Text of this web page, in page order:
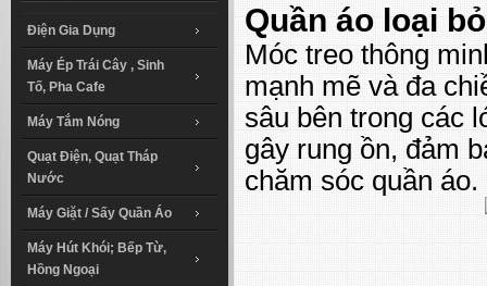
Điện Gia Dụng
Máy Ép Trái Cây , Sinh
Tố, Pha Cafe
Máy Tắm Nóng
Quạt Điện, Quạt Tháp
Nước
Máy Giặt / Sấy Quần Áo
Máy Hút Khói; Bếp Từ,
Hồng Ngoại
Quần áo loại
Móc treo thông
mạnh mẽ và đa
sâu bên trong các
gây rung ồn, đảm
chăm sóc quần áo.